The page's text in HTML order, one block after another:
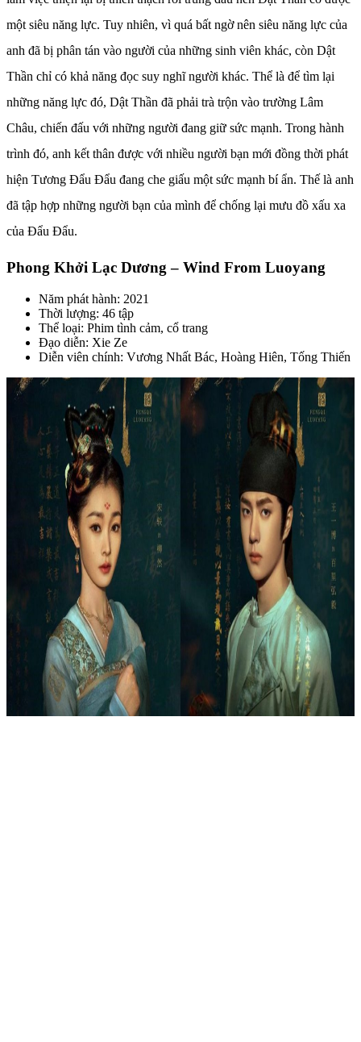
một siêu năng lực. Tuy nhiên, vì quá bất ngờ nên siêu năng lực của
anh đã bị phân tán vào người của những sinh viên khác, còn Dật
Thần chỉ có khả năng đọc suy nghĩ người khác. Thể là để tìm lại
những năng lực đó, Dật Thần đã phải trà trộn vào trường Lâm
Châu, chiến đấu với những người đang giữ sức mạnh. Trong hành
trình đó, anh kết thân được với nhiều người bạn mới đồng thời phát
hiện Tương Đẩu Đẩu đang che giấu một sức mạnh bí ẩn. Thế là anh
đã tập hợp những người bạn của mình để chống lại mưu đồ xấu xa
của Đẩu Đẩu.
Phong Khởi Lạc Dương – Wind From Luoyang
Năm phát hành: 2021
Thời lượng: 46 tập
Thể loại: Phim tình cảm, cổ trang
Đạo diễn: Xie Ze
Diễn viên chính: Vương Nhất Bác, Hoàng Hiên, Tống Thiến